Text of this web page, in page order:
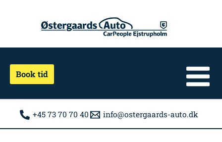
Book tid
+45 73 70 70 40 info@ostergaards-auto.dk